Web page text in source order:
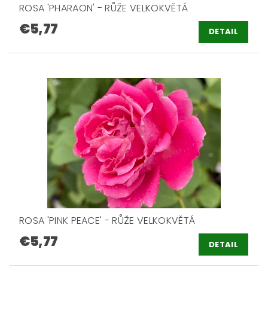
ROSA 'PHARAON' - RŮŽE VELKOKVĚTÁ
€5,77 DETAIL
ROSA 'PINK PEACE' - RŮŽE VELKOKVĚTÁ
€5,77 DETAIL